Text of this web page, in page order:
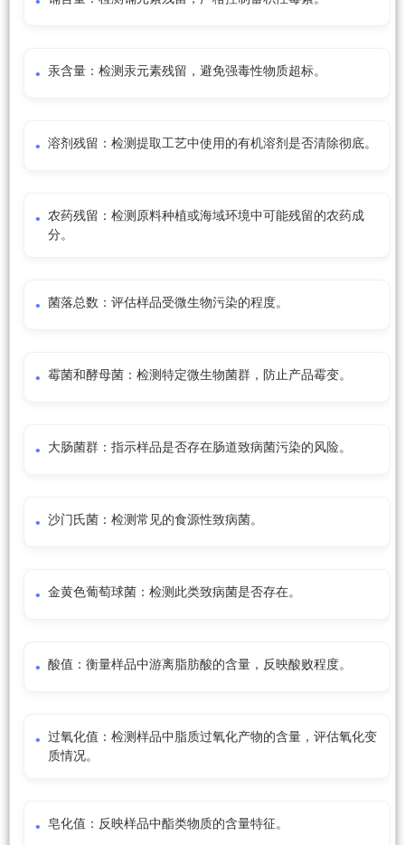
汞含量：检测汞元素残留，避免强毒性物质超标。
溶剂残留：检测提取工艺中使用的有机溶剂是否清除彻底。
农药残留：检测原料种植或海域环境中可能残留的农药成
分。
菌落总数：评估样品受微生物污染的程度。
霉菌和酵母菌：检测特定微生物菌群，防止产品霉变。
大肠菌群：指示样品是否存在肠道致病菌污染的风险。
沙门氏菌：检测常见的食源性致病菌。
金黄色葡萄球菌：检测此类致病菌是否存在。
酸值：衡量样品中游离脂肪酸的含量，反映酸败程度。
过氧化值：检测样品中脂质过氧化产物的含量，评估氧化变
质情况。
皂化值：反映样品中酯类物质的含量特征。